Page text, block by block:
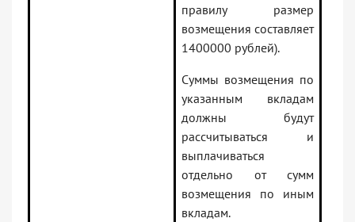
правилу размер
возмещения составляет
1400000 рублей).
Суммы возмещения по
указанным вкладам
должны будут
рассчитываться и
выплачиваться
отдельно от сумм
возмещения по иным
вкладам.